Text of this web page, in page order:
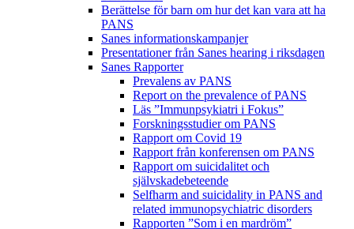
Berättelse för barn om hur det kan vara att ha
PANS
Sanes informationskampanjer
Presentationer från Sanes hearing i riksdagen
Sanes Rapporter
Prevalens av PANS
Report on the prevalence of PANS
Läs ”Immunpsykiatri i Fokus”
Forskningsstudier om PANS
Rapport om Covid 19
Rapport från konferensen om PANS
Rapport om suicidalitet och
självskadebeteende
Selfharm and suicidality in PANS and
related immunopsychiatric disorders
Rapporten ”Som i en mardröm”